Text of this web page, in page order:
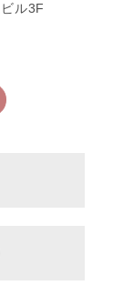
ル3F